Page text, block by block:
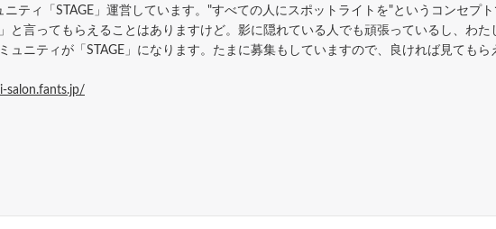
ティ「STAGE」運営しています。"すべての人にスポットライトを"というコンセプ
と言ってもらえることはありますけど。影に隠れている人でも頑張っているし、わ
ュニティが「STAGE」になります。たまに募集もしていますので、良ければ見てもら
salon.fants.jp/